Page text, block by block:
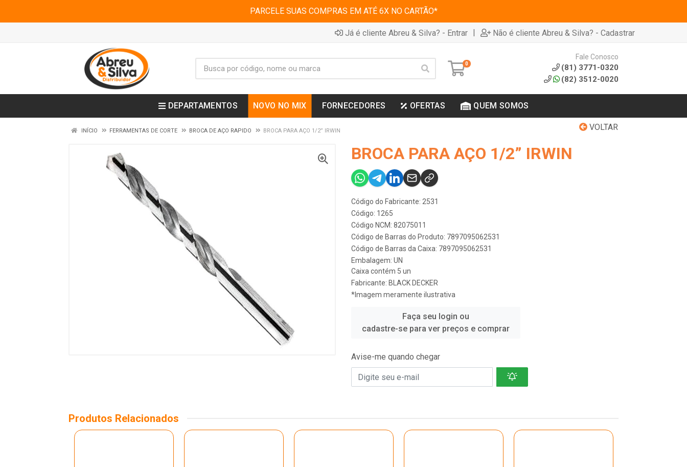
PARCELE SUAS COMPRAS EM ATÉ 6X NO CARTÃO*
Já é cliente Abreu & Silva? - Entrar | Não é cliente Abreu & Silva? - Cadastrar
0
Fale Conosco
(81) 3771-0320
(82) 3512-0020
DEPARTAMENTOS NOVO NO MIX FORNECEDORES OFERTAS QUEM SOMOS
VOLTAR
INÍCIO FERRAMENTAS DE CORTE BROCA DE AÇO RAPIDO BROCA PARA AÇO 1/2” IRWIN
BROCA PARA AÇO 1/2” IRWIN
Código do Fabricante: 2531
Código: 1265
Código NCM: 82075011
Código de Barras do Produto: 7897095062531
Código de Barras da Caixa: 7897095062531
Embalagem: UN
Caixa contém 5 un
Fabricante: BLACK DECKER
*Imagem meramente ilustrativa
Faça seu login ou
cadastre-se para ver preços e comprar
Avise-me quando chegar
Produtos Relacionados